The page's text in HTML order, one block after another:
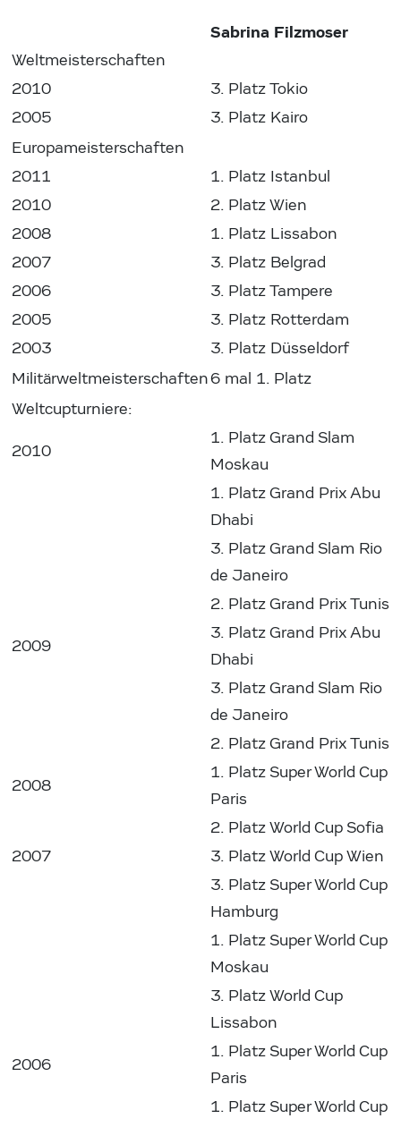
Sabrina Filzmoser
Weltmeisterschaften
2010
3. Platz Tokio
2005
3. Platz Kairo
Europameisterschaften
2011
1. Platz Istanbul
2010
2. Platz Wien
2008
1. Platz Lissabon
2007
3. Platz Belgrad
2006
3. Platz Tampere
2005
3. Platz Rotterdam
2003
3. Platz Düsseldorf
Militärweltmeisterschaften6 mal 1. Platz
Weltcupturniere:
2010
1. Platz Grand Slam
Moskau
1. Platz Grand Prix Abu
Dhabi
3. Platz Grand Slam Rio
de Janeiro
2. Platz Grand Prix Tunis
2009
3. Platz Grand Prix Abu
Dhabi
3. Platz Grand Slam Rio
de Janeiro
2. Platz Grand Prix Tunis
2008
1. Platz Super World Cup
Paris
2. Platz World Cup Sofia
2007
3. Platz World Cup Wien
3. Platz Super World Cup
Hamburg
1. Platz Super World Cup
Moskau
3. Platz World Cup
Lissabon
2006
1. Platz Super World Cup
Paris
1. Platz Super World Cup